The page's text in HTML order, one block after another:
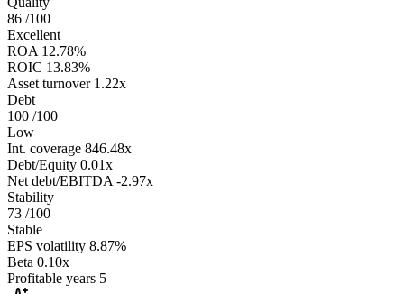
86 /100
Excellent
ROA 12.78%
ROIC 13.83%
Asset turnover 1.22x
Debt
100 /100
Low
Int. coverage 846.48x
Debt/Equity 0.01x
Net debt/EBITDA -2.97x
Stability
73 /100
Stable
EPS volatility 8.87%
Beta 0.10x
Profitable years 5